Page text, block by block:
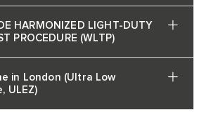
HARMONIZED LIGHT-DUTY
PROCEDURE (WLTP)
in London (Ultra Low
ULEZ)